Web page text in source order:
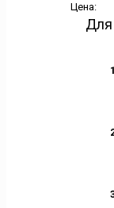
Цена:
Для